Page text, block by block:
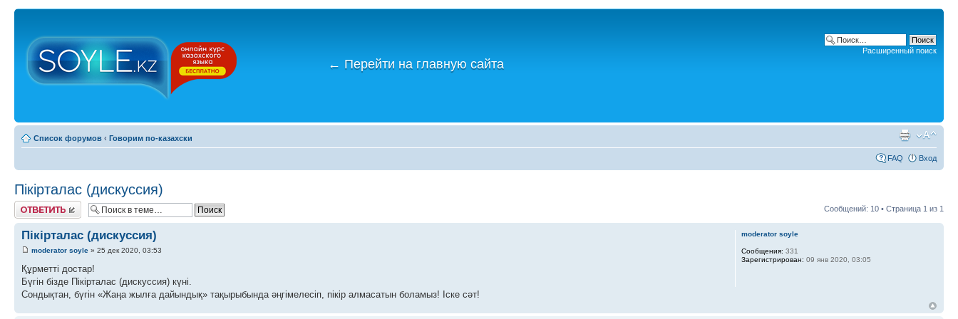
← Перейти на главную сайта
Расширенный поиск
Список форумов ‹ Говорим по-казахски
FAQ Вход
Пікірталас (дискуссия)
Ответить Сообщений: 10 • Страница 1 из 1
Пікірталас (дискуссия)
moderator soyle » 25 дек 2020, 03:53
Құрметті достар!
Бүгін бізде Пікірталас (дискуссия) күні.
Сондықтан, бүгін «Жаңа жылға дайындық» тақырыбында әңгімелесіп, пікір алмасатын боламыз! Іске сәт!
moderator soyle
Сообщения: 331
Зарегистрирован: 09 янв 2020, 03:05